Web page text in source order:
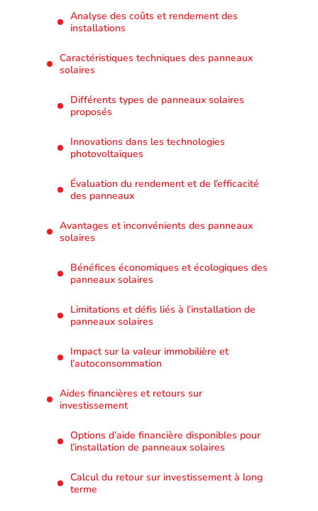
Analyse des coûts et rendement des
installations
Caractéristiques techniques des panneaux
solaires
Différents types de panneaux solaires
proposés
Innovations dans les technologies
photovoltaïques
Évaluation du rendement et de l’efficacité
des panneaux
Avantages et inconvénients des panneaux
solaires
Bénéfices économiques et écologiques des
panneaux solaires
Limitations et défis liés à l’installation de
panneaux solaires
Impact sur la valeur immobilière et
l’autoconsommation
Aides financières et retours sur
investissement
Options d’aide financière disponibles pour
l’installation de panneaux solaires
Calcul du retour sur investissement à long
terme